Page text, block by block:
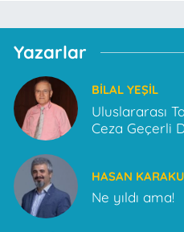
Yazarlar
BILAL YEŞIL
Uluslararası
Ceza Geçerli
HASAN
Ne yıldı ama!